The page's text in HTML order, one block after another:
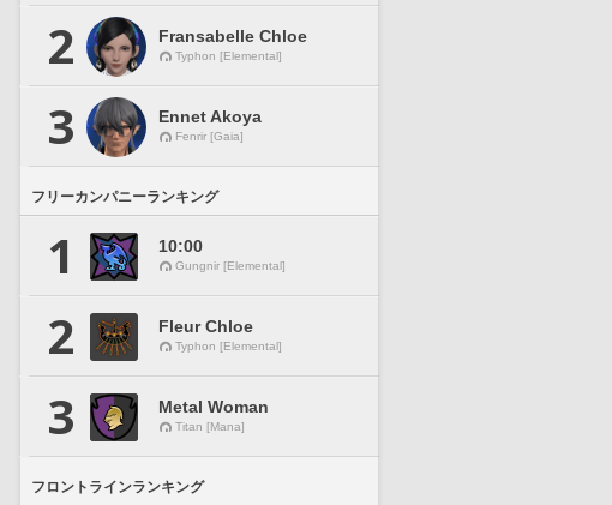
2 Fransabelle Chloe
Typhon [Elemental]
3 Ennet Akoya
Fenrir [Gaia]
フリーカンパニーランキング
1 10:00
Gungnir [Elemental]
2 Fleur Chloe
Typhon [Elemental]
3 Metal Woman
Titan [Mana]
フロントラインランキング